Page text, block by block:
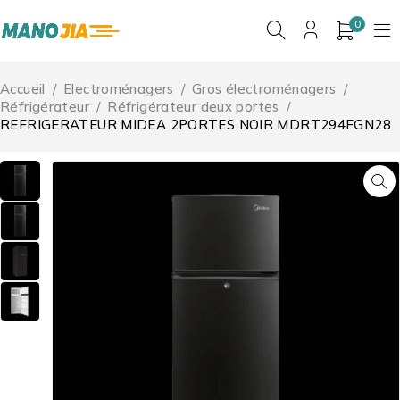
0
Accueil / Electroménagers / Gros électroménagers /
Réfrigérateur / Réfrigérateur deux portes /
REFRIGERATEUR MIDEA 2PORTES NOIR MDRT294FGN28